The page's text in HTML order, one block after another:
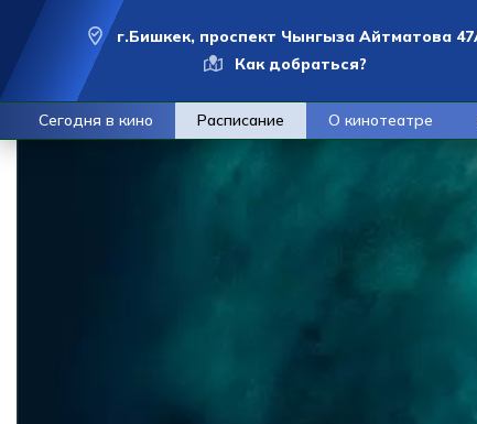
г.Бишкек, проспект Чынгыза Айтматова
Как добраться?
Сегодня в кино Расписание О кинотеатре